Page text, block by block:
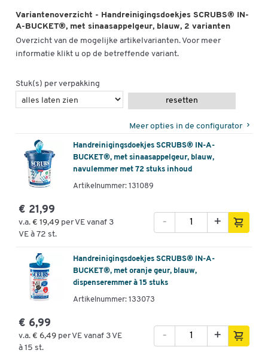
Variantenoverzicht - Handreinigingsdoekjes SCRUBS® IN-
A-BUCKET®, met sinaasappelgeur, blauw, 2 varianten
Overzicht van de mogelijke artikelvarianten. Voor meer
informatie klikt u op de betreffende variant.
Stuk(s) per verpakking
resetten
Meer opties in de configurator
Handreinigingsdoekjes SCRUBS® IN-A-
BUCKET®, met sinaasappelgeur, blauw,
navulemmer met 72 stuks inhoud
Artikelnummer: 131089
€ 21,99
v.a. € 19,49 per VE vanaf 3
VE à 72 st.
+
-
Handreinigingsdoekjes SCRUBS® IN-A-
BUCKET®, met oranje geur, blauw,
dispenseremmer à 15 stuks
Artikelnummer: 133073
€ 6,99
v.a. € 6,49 per VE vanaf 3 VE
à 15 st.
+
-